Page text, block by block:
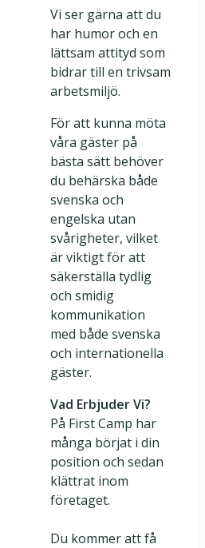
Vi ser gärna att du
har humor och en
lättsam attityd som
bidrar till en trivsam
arbetsmiljö.
För att kunna möta
våra gäster på
bästa sätt behöver
du behärska både
svenska och
engelska utan
svårigheter, vilket
är viktigt för att
säkerställa tydlig
och smidig
kommunikation
med både svenska
och internationella
gäster.
Vad Erbjuder Vi?
På First Camp har
många börjat i din
position och sedan
klättrat inom
företaget.
Du kommer att få